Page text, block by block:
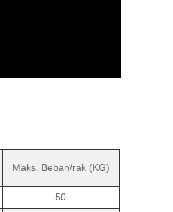
Maks. Beban/rak (KG)
50